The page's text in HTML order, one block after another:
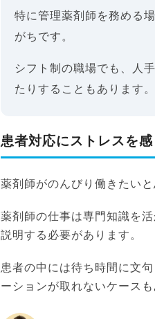
特に管理薬剤師を務める
がちです。
シフト制の職場でも、人
たりすることもあります。
患者対応にストレスを感
薬剤師がのんびり働きたいと
薬剤師の仕事は専門知識を
説明する必要があります。
患者の中には待ち時間に文
ーションが取れないケースも